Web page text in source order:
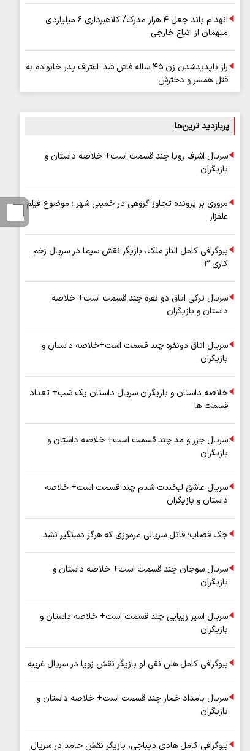
انهدام باند جعل ۴ هزار مدرک/ کلاهبرداری ۶ میلیاردی
متهمان از اتباع خارجی
راز ناپدیدشدن زن ۴۵ ساله فاش شد؛ اعتراف پدر خانواده به
قتل همسر و دخترش
پربازدید ترین‌ها
سریال اشرف رویا چند قسمت است+ خلاصه داستان و
بازیگران
مروری بر پرونده تجاوز گروهی در خمینی شهر ؛ موضوع فیلم
علفزار
بیوگرافی کامل الناز ملک، بازیگر نقش سیما در سریال زخم
کاری ۳
سریال ترکی اتاق دو نفره چند قسمت است+ خلاصه
داستان و بازیگران
سریال اتاق دونفره چند قسمت است+خلاصه داستان و
بازیگران
خلاصه داستان و بازیگران سریال داستان یک شب+ تعداد
قسمت ها
سریال جزر و مد چند قسمت است+ خلاصه داستان و
بازیگران
سریال عاشق لبخندت شدم چند قسمت است+ خلاصه
داستان و بازیگران
جک قصاب؛ قاتل سریالی مرموزی که هرگز دستگیر نشد
سریال سوجان چند قسمت است+ خلاصه داستان و
بازیگران
سریال اسیر زیبایی چند قسمت است+ خلاصه داستان و
بازیگران
بیوگرافی کامل هلن نقی لو بازیگر نقش زویا در سریال غریبه
سریال بامداد خمار چند قسمت است+ خلاصه داستان و
بازیگران
بیوگرافی کامل هادی دیباجی، بازیگر نقش حامد در سریال